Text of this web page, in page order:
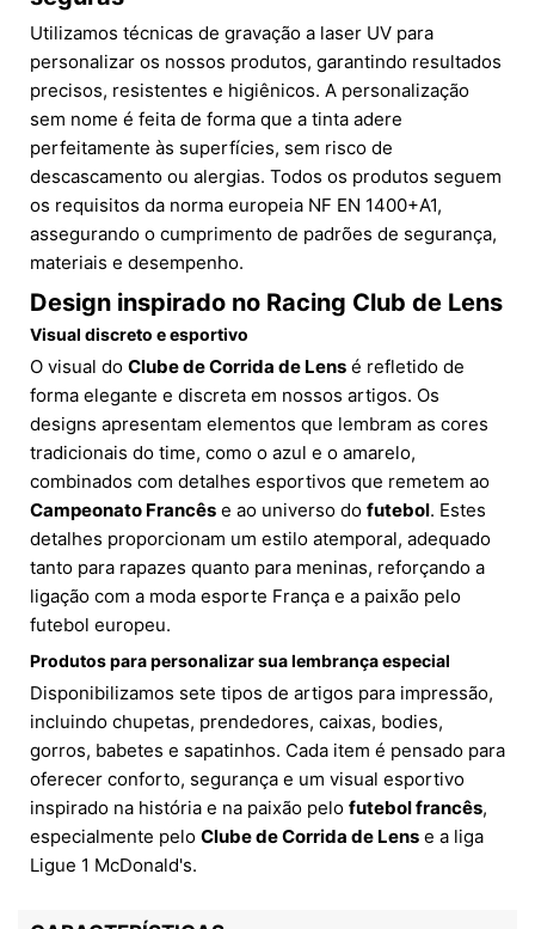
Utilizamos técnicas de gravação a laser UV para
personalizar os nossos produtos, garantindo resultados
precisos, resistentes e higiênicos. A personalização
sem nome é feita de forma que a tinta adere
perfeitamente às superfícies, sem risco de
descascamento ou alergias. Todos os produtos seguem
os requisitos da norma europeia NF EN 1400+A1,
assegurando o cumprimento de padrões de segurança,
materiais e desempenho.
Design inspirado no Racing Club de Lens
Visual discreto e esportivo
O visual do Clube de Corrida de Lens é refletido de
forma elegante e discreta em nossos artigos. Os
designs apresentam elementos que lembram as cores
tradicionais do time, como o azul e o amarelo,
combinados com detalhes esportivos que remetem ao
Campeonato Francês e ao universo do futebol. Estes
detalhes proporcionam um estilo atemporal, adequado
tanto para rapazes quanto para meninas, reforçando a
ligação com a moda esporte França e a paixão pelo
futebol europeu.
Produtos para personalizar sua lembrança especial
Disponibilizamos sete tipos de artigos para impressão,
incluindo chupetas, prendedores, caixas, bodies,
gorros, babetes e sapatinhos. Cada item é pensado para
oferecer conforto, segurança e um visual esportivo
inspirado na história e na paixão pelo futebol francês,
especialmente pelo Clube de Corrida de Lens e a liga
Ligue 1 McDonald's.